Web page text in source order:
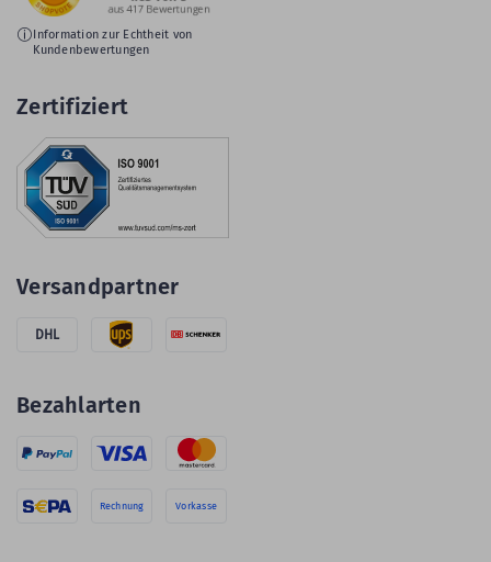
Information zur Echtheit von
Kundenbewertungen
Zertifiziert
Versandpartner
DHL
Bezahlarten
Rechnung Vorkasse